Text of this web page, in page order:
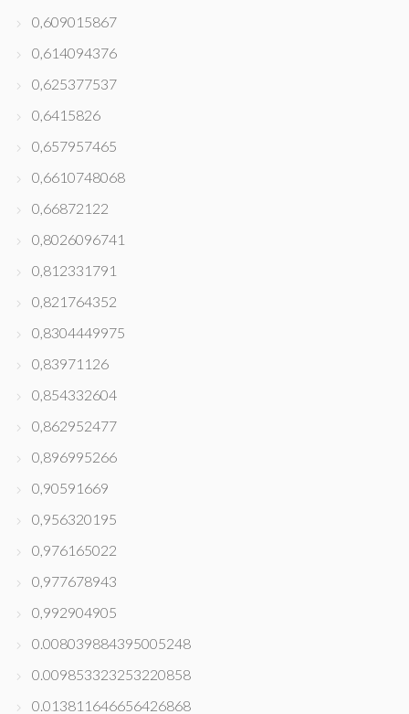
0,609015867
0,614094376
0,625377537
0,6415826
0,657957465
0,6610748068
0,66872122
0,8026096741
0,812331791
0,821764352
0,8304449975
0,83971126
0,854332604
0,862952477
0,896995266
0,90591669
0,956320195
0,976165022
0,977678943
0,992904905
0.008039884395005248
0.009853323253220858
0.013811646656426868